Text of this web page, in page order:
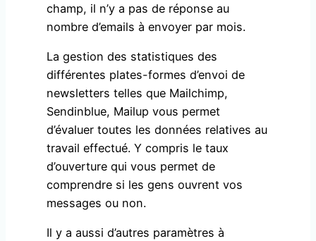
champ, il n’y a pas de réponse au
nombre d’emails à envoyer par mois.
La gestion des statistiques des
différentes plates-formes d’envoi de
newsletters telles que Mailchimp,
Sendinblue, Mailup vous permet
d’évaluer toutes les données relatives au
travail effectué. Y compris le taux
d’ouverture qui vous permet de
comprendre si les gens ouvrent vos
messages ou non.
Il y a aussi d’autres paramètres à